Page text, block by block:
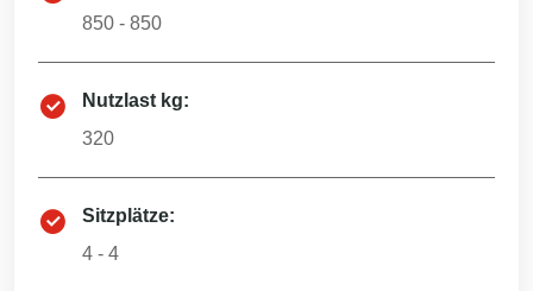
850 - 850
Nutzlast kg:
320
Sitzplätze:
4 - 4